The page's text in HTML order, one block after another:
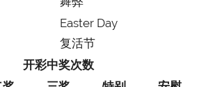
Easter Day
复活节
开彩中奖次数